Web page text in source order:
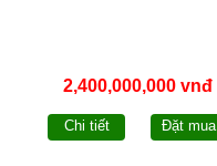
2,400,000,000 vnđ
Chi tiết Đặt mua